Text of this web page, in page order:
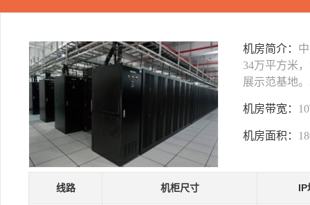
机房简介：
34万平方米
展示范基地
机房带宽：
机房面积：
线路 机柜尺寸 IP